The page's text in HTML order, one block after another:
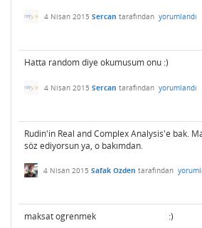
4 Nisan 2015 Sercan tarafından yorumlandı
Hatta random diye okumusum onu :)
4 Nisan 2015 Sercan tarafından yorumlandı
Rudin'in Real and Complex Analysis'e bak.
söz ediyorsun ya, o bakımdan.
4 Nisan 2015 Safak Ozden tarafından
maksat ogrenmek :)